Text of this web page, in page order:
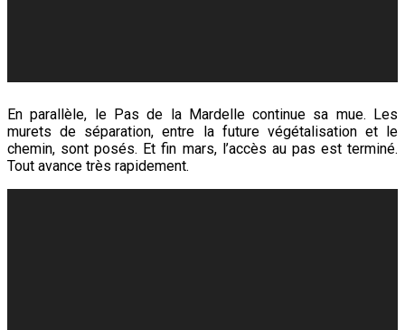
En parallèle, le Pas de la Mardelle continue sa mue. Les
murets de séparation, entre la future végétalisation et le
chemin, sont posés. Et fin mars, l’accès au pas est terminé.
Tout avance très rapidement.